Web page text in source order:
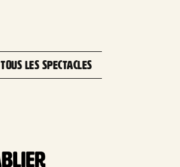
TOUS LES SPECTACLES